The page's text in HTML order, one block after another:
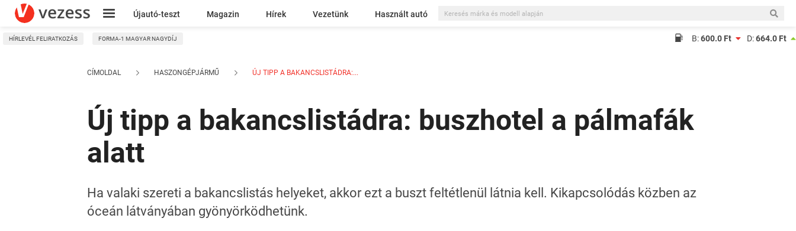
Újautó-teszt Magazin Hírek Vezetünk Használt autó
Kresz
HÍRLEVÉL FELIRATKOZÁS FORMA-1 MAGYAR NAGYDÍJ B:600.0 Ft D:664.0 Ft
CÍMOLDAL HASZONGÉPJÁRMŰ ÚJ TIPP A BAKANCSLISTÁDRA:...
Új tipp a bakancslistádra: buszhotel a pálmafák
alatt
Ha valaki szereti a bakancslistás helyeket, akkor ezt a buszt feltétlenül látnia kell. Kikapcsolódás közben az
óceán látványában gyönyörködhetünk.